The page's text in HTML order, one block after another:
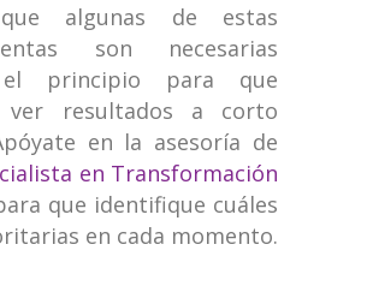
algunas de estas
son necesarias
el principio para que
ver resultados a corto
en la asesoría de
en Transformación
que identifique cuáles
en cada momento.